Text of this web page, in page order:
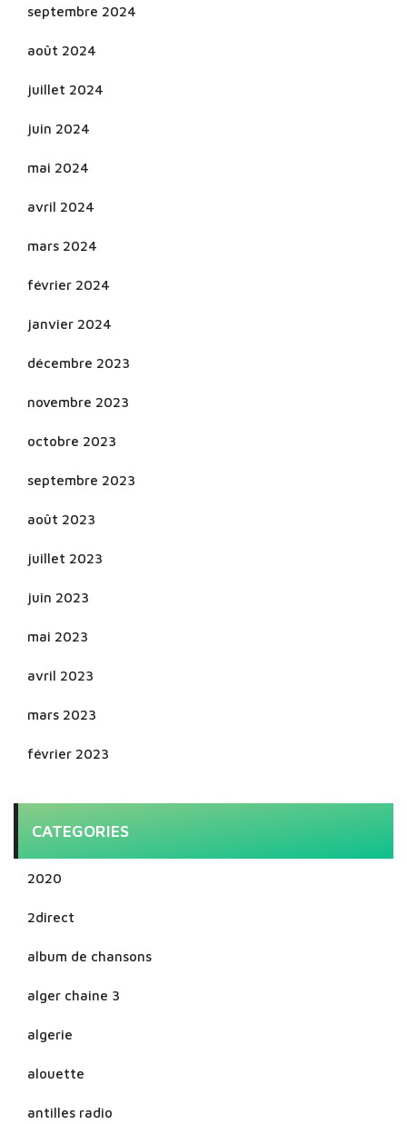
septembre 2024
août 2024
juillet 2024
juin 2024
mai 2024
avril 2024
mars 2024
février 2024
janvier 2024
décembre 2023
novembre 2023
octobre 2023
septembre 2023
août 2023
juillet 2023
juin 2023
mai 2023
avril 2023
mars 2023
février 2023
CATEGORIES
2020
2direct
album de chansons
alger chaine 3
algerie
alouette
antilles radio